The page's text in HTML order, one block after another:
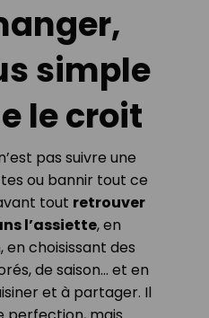
simple
le croit
pas suivre une
ou bannir tout ce
tout retrouver
l’assiette, en
choisissant des
de saison… et en
et à partager. Il